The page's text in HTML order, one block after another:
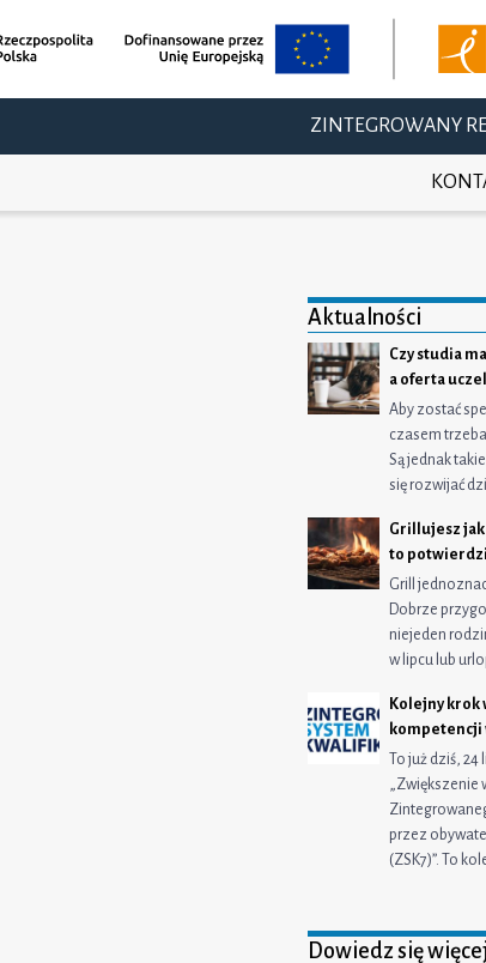
ZINTEGROWANY
Aktualności
Czy studia
a oferta
Aby zostać
czasem
Są jednak
się rozwijać
Grillujesz jak
to
Grill
Dobrze
niejeden
w lipcu lub
Kolejny krok
kompetencji
To już dziś, 24
„Zwiększenie
przez
(ZSK7)”. To
Dowiedz się więcej